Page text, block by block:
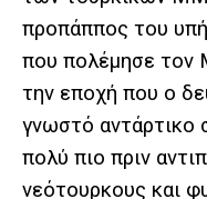
προπάππος του
που πολέμησε τον
την εποχή που ο
γνωστό αντάρτικο
πολύ πιο πριν
νεότουρκους και